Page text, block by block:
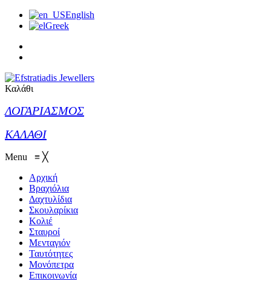
English
Greek
Καλάθι
ΛΟΓΑΡΙΑΣΜΟΣ
ΚΑΛΑΘΙ
Menu ≡ ╳
Αρχική
Βραχιόλια
Δαχτυλίδια
Σκουλαρίκια
Κολιέ
Σταυροί
Μενταγιόν
Ταυτότητες
Μονόπετρα
Επικοινωνία